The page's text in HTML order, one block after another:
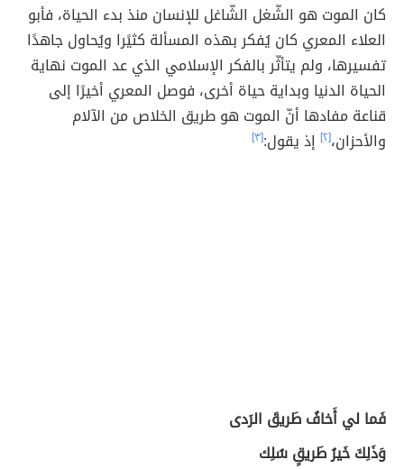
كان الموت هو الشّغل الشّاغل للإنسان منذ بدء الحياة، فأبو
العلاء المعري كان يُفكر بهذه المسألة كثيًرا ويُحاول جاهدًا
تفسيرها، ولم يتأثّر بالفكر الإسلامي الذي عد الموت نهاية
الحياة الدنيا وبداية حياة أخرى، فوصل المعري أخيرًا إلى
قناعة مفادها أنّ الموت هو طريق الخلاص من الآلام
والأحزان،[٢] إذ يقول:[٣]
فَما لي أَخافُ طَريقَ الرَدى
وَذَلِكَ خَيرُ طَريقٍ سُلِك